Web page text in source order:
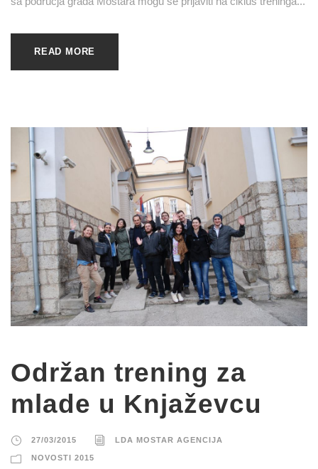
READ MORE
Održan trening za
mlade u Knjaževcu
27/03/2015 LDA MOSTAR AGENCIJA
NOVOSTI 2015